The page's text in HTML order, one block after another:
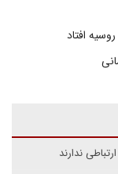
افتاد
ندارند